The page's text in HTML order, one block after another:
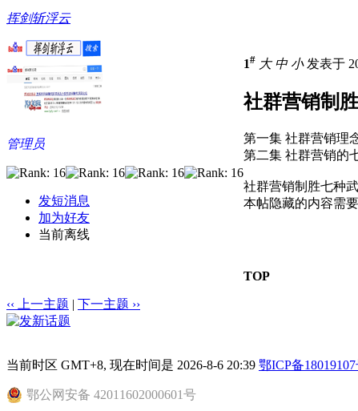
挥剑斩浮云
管理员
发短消息
加为好友
当前离线
1# 大 中 小发表于
社群营销制
第一集 社群营销理
第二集 社群营销的
社群营销制胜七种
本帖隐藏的内容需
TOP
‹‹ 上一主题 | 下一主题 ››
当前时区 GMT+8, 现在时间是 2026-8-6 20:39 鄂ICP备18019107
鄂公网安备 42011602000601号